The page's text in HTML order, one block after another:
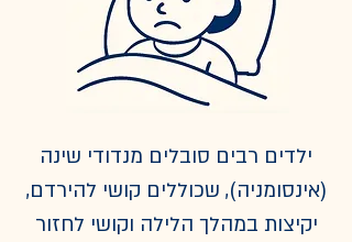
ילדים רבים סובלים מנדודי שינה
(אינסומניה), שכוללים קושי להירדם,
יקיצות במהלך הלילה וקושי לחזור